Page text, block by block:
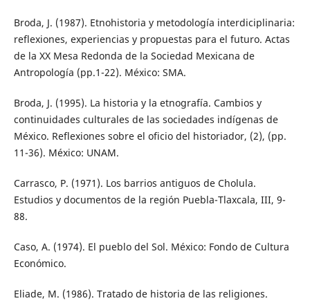
Broda, J. (1987). Etnohistoria y metodología interdiciplinaria:
reflexiones, experiencias y propuestas para el futuro. Actas
de la XX Mesa Redonda de la Sociedad Mexicana de
Antropología (pp.1-22). México: SMA.
Broda, J. (1995). La historia y la etnografía. Cambios y
continuidades culturales de las sociedades indígenas de
México. Reflexiones sobre el oficio del historiador, (2), (pp.
11-36). México: UNAM.
Carrasco, P. (1971). Los barrios antiguos de Cholula.
Estudios y documentos de la región Puebla-Tlaxcala, III, 9-
88.
Caso, A. (1974). El pueblo del Sol. México: Fondo de Cultura
Económico.
Eliade, M. (1986). Tratado de historia de las religiones.